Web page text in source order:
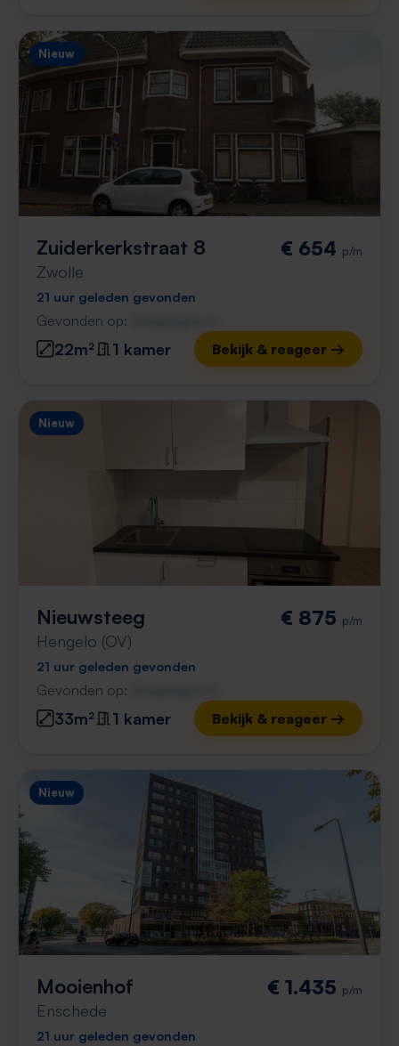
Nieuw
Zuiderkerkstraat 8
Zwolle
€ 654 p/m
21 uur geleden gevonden
Gevonden op:
22m² 1 kamer Bekijk & reageer →
Nieuw
Nieuwsteeg
Hengelo (OV)
€ 875 p/m
21 uur geleden gevonden
Gevonden op:
33m² 1 kamer Bekijk & reageer →
Nieuw
Mooienhof
Enschede
€ 1.435 p/m
21 uur geleden gevonden